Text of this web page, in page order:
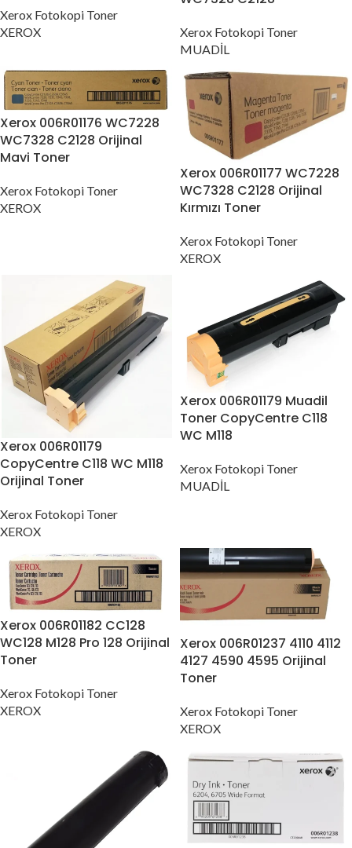
Xerox Fotokopi Toner
XEROX
Xerox Fotokopi Toner
MUADİL
Xerox 006R01176 WC7228
WC7328 C2128 Orijinal
Mavi Toner
Xerox Fotokopi Toner
XEROX
Xerox 006R01177 WC7228
WC7328 C2128 Orijinal
Kırmızı Toner
Xerox Fotokopi Toner
XEROX
Xerox 006R01179
CopyCentre C118 WC M118
Orijinal Toner
Xerox Fotokopi Toner
XEROX
Xerox 006R01179 Muadil
Toner CopyCentre C118
WC M118
Xerox Fotokopi Toner
MUADİL
Xerox 006R01182 CC128
WC128 M128 Pro 128 Orijinal
Toner
Xerox Fotokopi Toner
XEROX
Xerox 006R01237 4110 4112
4127 4590 4595 Orijinal
Toner
Xerox Fotokopi Toner
XEROX